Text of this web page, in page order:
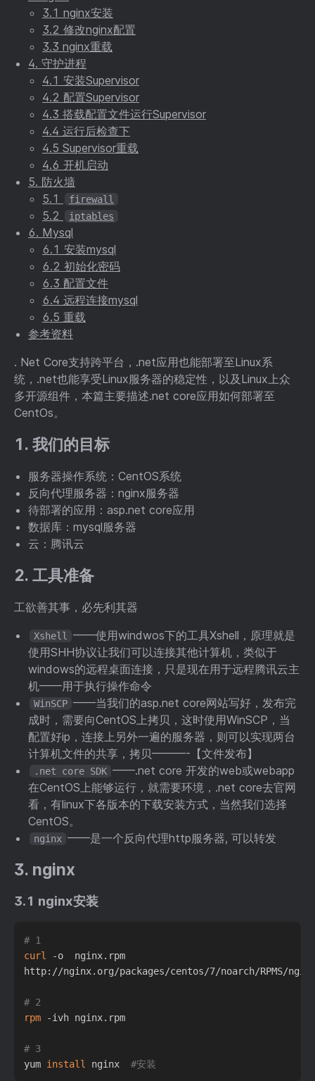
3.1 nginx安装
3.2 修改nginx配置
3.3 nginx重载
4. 守护进程
4.1 安装Supervisor
4.2 配置Supervisor
4.3 搭载配置文件运行Supervisor
4.4 运行后检查下
4.5 Supervisor重载
4.6 开机启动
5. 防火墙
5.1
firewall
5.2 iptables
6. Mysql
6.1 安装mysql
6.2 初始化密码
6.3 配置文件
6.4 远程连接mysql
6.5 重载
参考资料
. Net Core支持跨平台，.net应用也能部署至Linux系
统，.net也能享受Linux服务器的稳定性，以及Linux上众
多开源组件，本篇主要描述.net core应用如何部署至
CentOs。
1. 我们的目标
服务器操作系统：CentOS系统
反向代理服务器：nginx服务器
待部署的应用：asp.net core应用
数据库：mysql服务器
云：腾讯云
2. 工具准备
工欲善其事，必先利其器
Xshell
——使用windwos下的工具Xshell，原理就是
使用SHH协议让我们可以连接其他计算机，类似于
windows的远程桌面连接，只是现在用于远程腾讯云主
机——用于执行操作命令
WinSCP ——当我们的asp.net core网站写好，发布完
成时，需要向CentOS上拷贝，这时使用WinSCP，当
配置好ip，连接上另外一遍的服务器，则可以实现两台
计算机文件的共享，拷贝———-【文件发布】
.net core SDK ——.net core 开发的web或webapp
在CentOS上能够运行，就需要环境，.net core去官网
看，有linux下各版本的下载安装方式，当然我们选择
CentOS。
nginx ——是一个反向代理http服务器, 可以转发
3. nginx
3.1 nginx安装
# 1
curl
-o  nginx.rpm
http://nginx.org/packages/centos/7/noarch/RPMS/
# 2
rpm -ivh nginx.rpm
# 3
yum install nginx #安装